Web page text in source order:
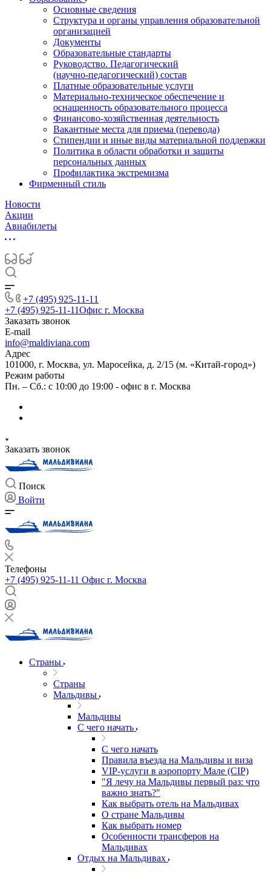
Основные сведения
Структура и органы управления образовательной
организацией
Документы
Образовательные стандарты
Руководство. Педагогический
(научно‑педагогический) состав
Платные образовательные услуги
Материально-техническое обеспечение и
оснащенность образовательного процесса
Финансово-хозяйственная деятельность
Вакантные места для приема (перевода)
Стипендии и иные виды материальной поддержки
Политика в области обработки и защиты
персональных данных
Профилактика экстремизма
Фирменный стиль
Новости
Акции
Авиабилеты
+7 (495) 925-11-11
+7 (495) 925-11-11Офис г. Москва
Заказать звонок
E-mail
info@maldiviana.com
Адрес
101000, г. Москва, ул. Маросейка, д. 2/15 (м. «Китай-город»)
Режим работы
Пн. – Сб.: с 10:00 до 19:00 - офис в г. Москва
Заказать звонок
Поиск
Войти
Телефоны
+7 (495) 925-11-11 Офис г. Москва
Страны
Страны
Мальдивы
Мальдивы
С чего начать
С чего начать
Правила въезда на Мальдивы и виза
VIP-услуги в аэропорту Мале (CIP)
"Я лечу на Мальдивы первый раз: что
важно знать?"
Как выбрать отель на Мальдивах
О стране Мальдивы
Как выбрать номер
Особенности трансферов на
Мальдивах
Отдых на Мальдивах